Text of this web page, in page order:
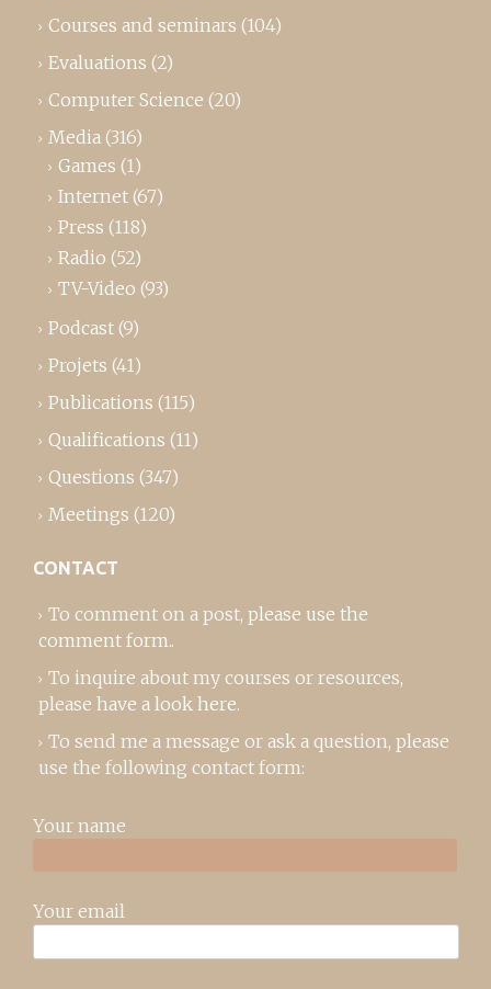
Courses and seminars (104)
Evaluations (2)
Computer Science (20)
Media (316)
Games (1)
Internet (67)
Press (118)
Radio (52)
TV-Video (93)
Podcast (9)
Projets (41)
Publications (115)
Qualifications (11)
Questions (347)
Meetings (120)
CONTACT
To comment on a post, please use the
comment form..
To inquire about my courses or resources,
please have a look here.
To send me a message or ask a question, please
use the following contact form:
Your name
Your email